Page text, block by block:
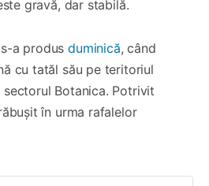
gravă, dar stabilă.
a produsduminică, când
cu tatăl său pe teritoriul
Botanica. Potrivit
în urma rafalelor